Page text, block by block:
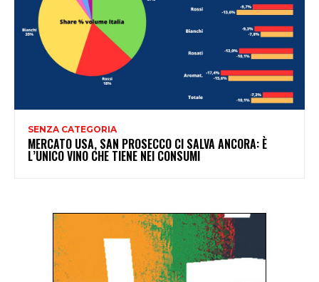
SENZA CATEGORIA
MERCATO USA, SAN PROSECCO CI SALVA ANCORA: È
L’UNICO VINO CHE TIENE NEI CONSUMI